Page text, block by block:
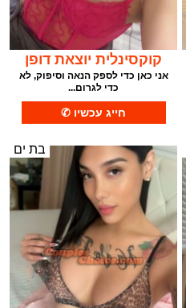
קוקסינלית יוצאת דופן
אני כאן כדי לספק הנאה וסיפוק, לא
כדי לגרום...
בת ים